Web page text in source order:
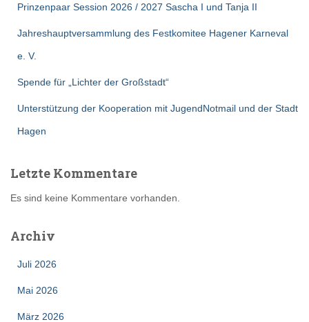
Prinzenpaar Session 2026 / 2027 Sascha I und Tanja II
Jahreshauptversammlung des Festkomitee Hagener Karneval
e. V.
Spende für „Lichter der Großstadt“
Unterstützung der Kooperation mit JugendNotmail und der Stadt
Hagen
Letzte Kommentare
Es sind keine Kommentare vorhanden.
Archiv
Juli 2026
Mai 2026
März 2026